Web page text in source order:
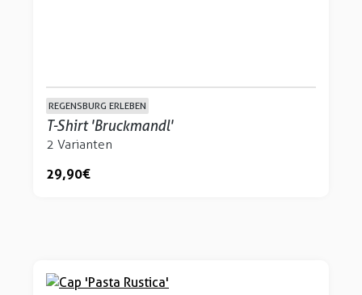
REGENSBURG ERLEBEN
T-Shirt 'Bruckmandl'
2 Varianten
29,90 €